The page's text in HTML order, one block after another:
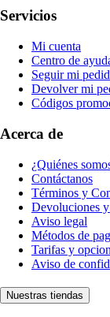
Servicios
Mi cuenta
Centro de
Seguir mi
Devolver mi
Códigos
Acerca de
¿Quiénes
Contáctanos
Términos y
Devoluciones
Aviso legal
Métodos de
Tarifas y
Aviso de
Nuestras tiendas